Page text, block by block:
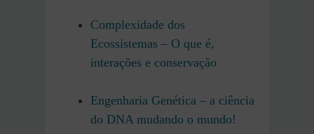
Complexidade dos
Ecossistemas – O que é,
interações e conservação
Engenharia Genética – a ciência
do DNA mudando o mundo!